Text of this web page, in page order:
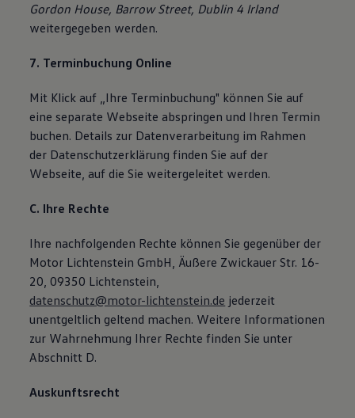
Gordon House, Barrow Street, Dublin 4 Irland
weitergegeben werden.
7. Terminbuchung Online
Mit Klick auf „Ihre Terminbuchung" können Sie auf
eine separate Webseite abspringen und Ihren Termin
buchen. Details zur Datenverarbeitung im Rahmen
der Datenschutzerklärung finden Sie auf der
Webseite, auf die Sie weitergeleitet werden.
C. Ihre Rechte
Ihre nachfolgenden Rechte können Sie gegenüber der
Motor Lichtenstein GmbH, Äußere Zwickauer Str. 16-
20, 09350 Lichtenstein,
datenschutz@motor-lichtenstein.de jederzeit
unentgeltlich geltend machen. Weitere Informationen
zur Wahrnehmung Ihrer Rechte finden Sie unter
Abschnitt D.
Auskunftsrecht